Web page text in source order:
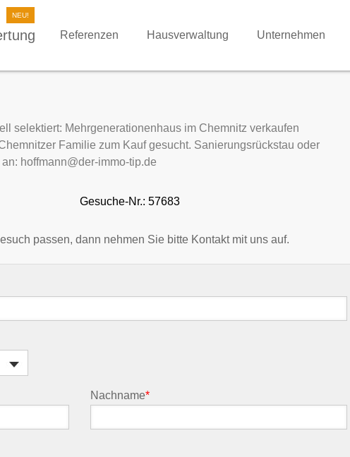
Referenzen Hausverwaltung Unternehmen
selektiert: Mehrgenerationenhaus im Chemnitz verkaufen
Familie zum Kauf gesucht. Sanierungsrückstau oder
hoffmann@der-immo-tip.de
Gesuche-Nr.: 57683
passen, dann nehmen Sie bitte Kontakt mit uns auf.
Nachname*